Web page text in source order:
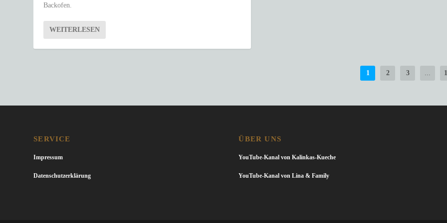
Backofen.
WEITERLESEN
1 2 3
SERVICE
Impressum
Datenschutzerklärung
ÜBER UNS
YouTube-Kanal von Kalinkas-Kueche
YouTube-Kanal von Lina & Family